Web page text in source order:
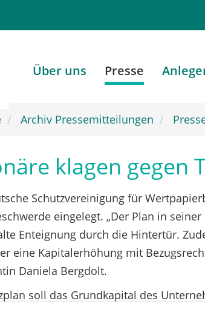
Über uns Presse
Archiv Pressemitteilungen
klagen gegen
Schutzvereinigung für
eingelegt. „Der Plan in
Enteignung durch die Hintertür.
eine Kapitalerhöhung mit
Daniela Bergdolt.
soll das Grundkapital des
wieder zu erhöhen.